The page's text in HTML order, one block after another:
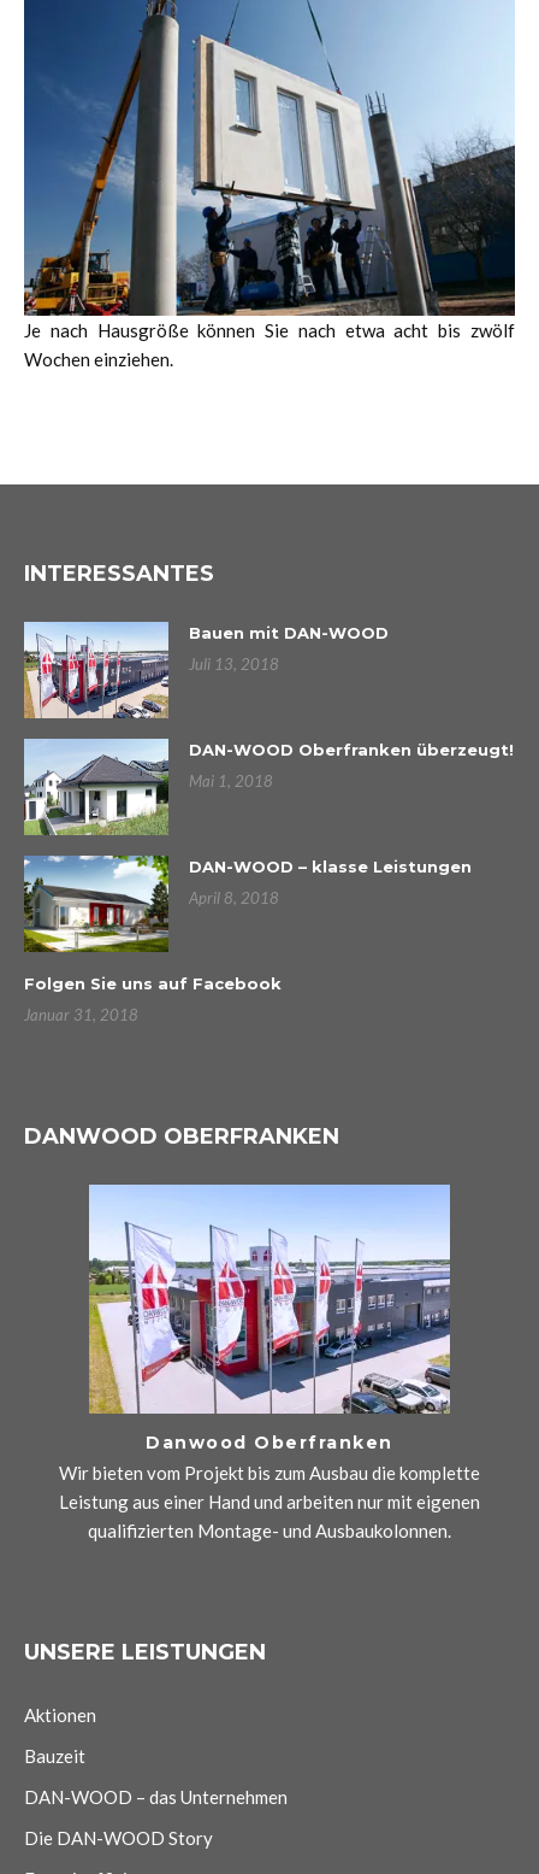
Je nach Hausgröße können Sie nach etwa acht bis zwölf
Wochen einziehen.
INTERESSANTES
Bauen mit DAN-WOOD
Juli 13, 2018
DAN-WOOD Oberfranken überzeugt!
Mai 1, 2018
DAN-WOOD – klasse Leistungen
April 8, 2018
Folgen Sie uns auf Facebook
Januar 31, 2018
DANWOOD OBERFRANKEN
Danwood Oberfranken
Wir bieten vom Projekt bis zum Ausbau die komplette
Leistung aus einer Hand und arbeiten nur mit eigenen
qualifizierten Montage- und Ausbaukolonnen.
UNSERE LEISTUNGEN
Aktionen
Bauzeit
DAN-WOOD – das Unternehmen
Die DAN-WOOD Story